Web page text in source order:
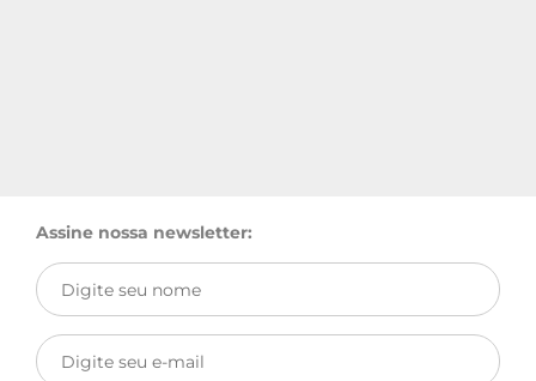
Assine nossa newsletter: